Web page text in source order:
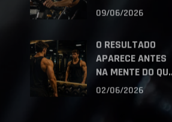
09/06/2026
O RESULTADO
APARECE ANTES
NA MENTE DO QU...
02/06/2026